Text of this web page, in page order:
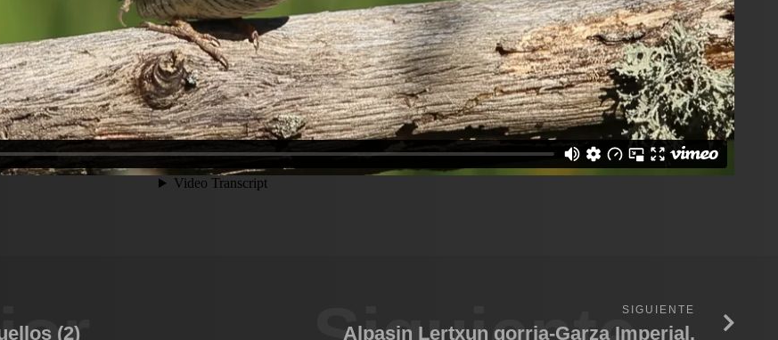
(2)
SIGUIENTE
Alpasin Lertxun gorria-Garza Imperial.